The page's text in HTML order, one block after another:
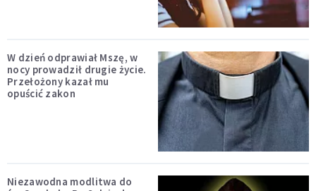
W dzień odprawiał Mszę, w
nocy prowadził drugie życie.
Przełożony kazał mu
opuścić zakon
Niezawodna modlitwa do